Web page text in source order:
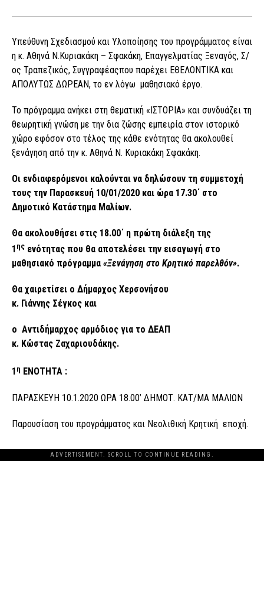
Υπεύθυνη Σχεδιασμού και Υλοποίησης του προγράμματος είναι
η κ. Αθηνά Ν.Κυριακάκη – Σφακάκη, Επαγγελματίας Ξεναγός, Σ/
ος Τραπεζικός, Συγγραφέαςπου παρέχει ΕΘΕΛΟΝΤΙΚΑ και
ΑΠΟΛΥΤΩΣ ΔΩΡΕΑΝ, το εν λόγω μαθησιακό έργο.
Το πρόγραμμα ανήκει στη θεματική «ΙΣΤΟΡΙΑ» και συνδυάζει τη
θεωρητική γνώση με την δια ζώσης εμπειρία στον ιστορικό
χώρο εφόσον στο τέλος της κάθε ενότητας θα ακολουθεί
ξενάγηση από την κ. Αθηνά Ν. Κυριακάκη Σφακάκη.
Οι ενδιαφερόμενοι καλούνται να δηλώσουν τη συμμετοχή
τους την Παρασκευή 10/01/2020 και ώρα 17.30΄ στο
Δημοτικό Κατάστημα Μαλίων.
Θα ακολουθήσει στις 18.00΄ η πρώτη διάλεξη της
1 ης ενότητας που θα αποτελέσει την εισαγωγή στο
μαθησιακό πρόγραμμα «Ξενάγηση στο Κρητικό παρελθόν».
Θα χαιρετίσει ο Δήμαρχος Χερσονήσου
κ. Γιάννης Σέγκος και
ο Αντιδήμαρχος αρμόδιος για το ΔΕΑΠ
κ. Κώστας Ζαχαριουδάκης.
1 η ΕΝΟΤΗΤΑ :
ΠΑΡΑΣΚΕΥΗ 10.1.2020 ΩΡΑ 18.00’ ΔΗΜΟΤ. ΚΑΤ/ΜΑ ΜΑΛΙΩΝ
Παρουσίαση του προγράμματος και Νεολιθική Κρητική εποχή.
ADVERTISEMENT. SCROLL TO CONTINUE READING.